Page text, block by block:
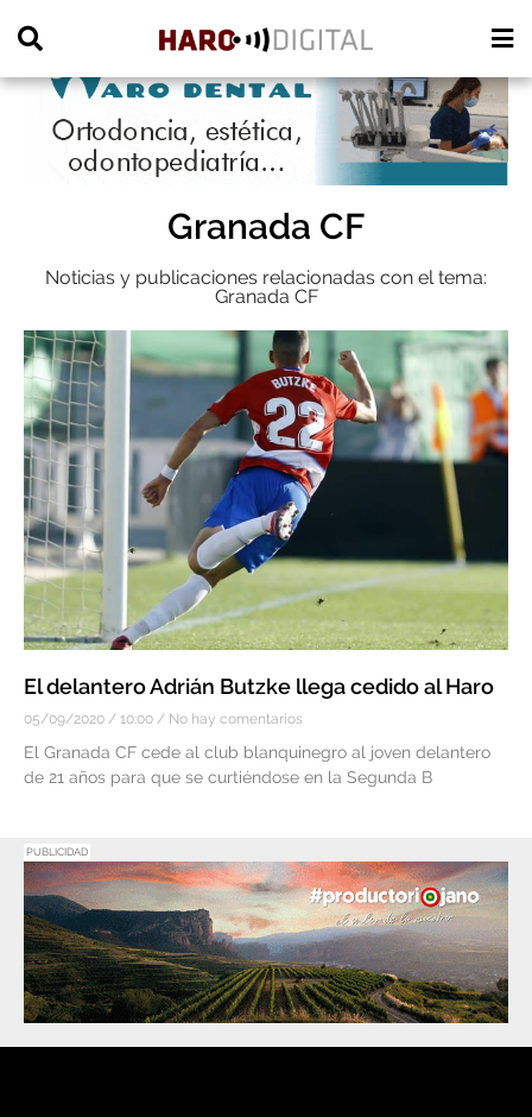
Granada CF
Noticias y publicaciones relacionadas con el tema:
Granada CF
El delantero Adrián Butzke llega cedido al Haro
05/09/2020 10:00 No hay comentarios
El Granada CF cede al club blanquinegro al joven delantero
de 21 años para que se curtiéndose en la Segunda B
PUBLICIDAD